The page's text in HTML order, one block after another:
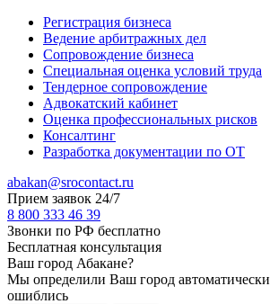
Регистрация бизнеса
Ведение арбитражных дел
Сопровождение бизнеса
Специальная оценка условий труда
Тендерное сопровождение
Адвокатский кабинет
Оценка профессиональных рисков
Консалтинг
Разработка документации по ОТ
abakan@srocontact.ru
Прием заявок 24/7
8 800 333 46 39
Звонки по РФ бесплатно
Бесплатная консультация
Ваш город Абакане?
Мы определили Ваш город
ошиблись